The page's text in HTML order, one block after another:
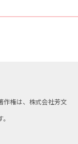
作権は、株式会社芳文